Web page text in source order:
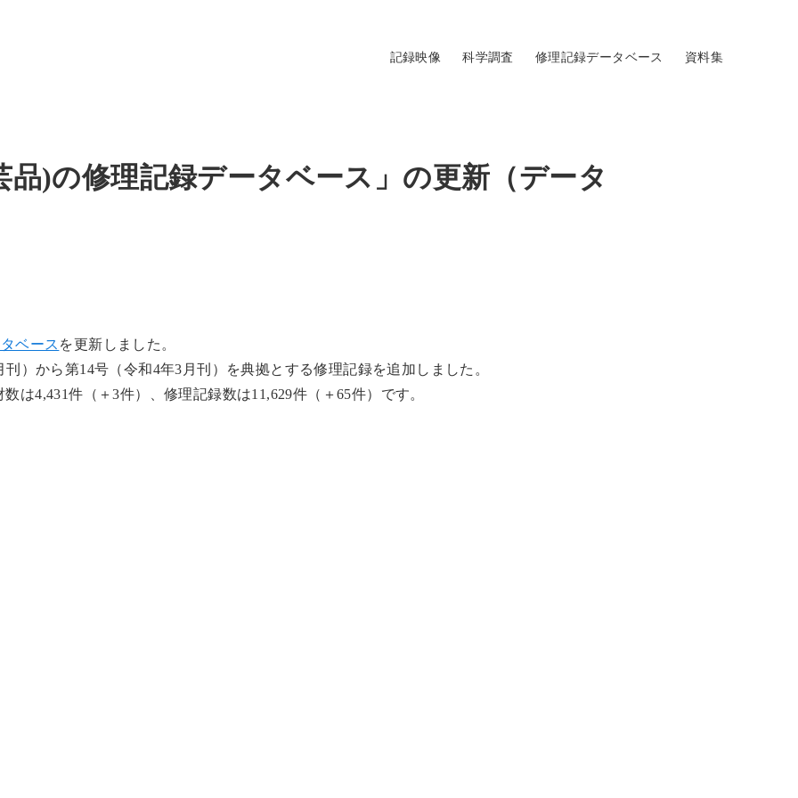
記録映像 科学調査 修理記録データベース 資料集
品)の修理記録データベース」の更新（データ
ベース を更新しました。
）から第14号（令和4年3月刊）を典拠とする修理記録を追加しました。
は4,431件（＋3件）、修理記録数は11,629件（＋65件）です。